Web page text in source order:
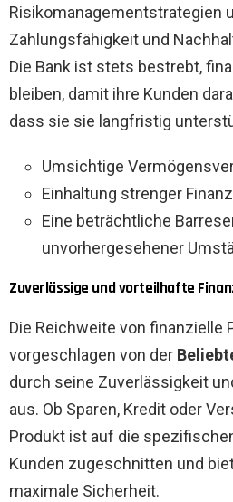
Risikomanagementstrategien
Zahlungsfähigkeit und
Die Bank ist stets bestrebt,
bleiben, damit ihre Kunden
dass sie sie langfristig
Umsichtige
Einhaltung strenger
Eine beträchtliche
unvorhergesehener
Zuverlässige und vorteilhafte
Die Reichweite von finanzielle
vorgeschlagen von der
durch seine Zuverlässigkeit
aus. Ob Sparen, Kredit oder
Produkt ist auf die
Kunden zugeschnitten und
maximale Sicherheit.